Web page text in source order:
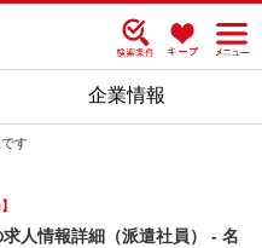
企業情報
す
人情報詳細（派遣社員） - 名